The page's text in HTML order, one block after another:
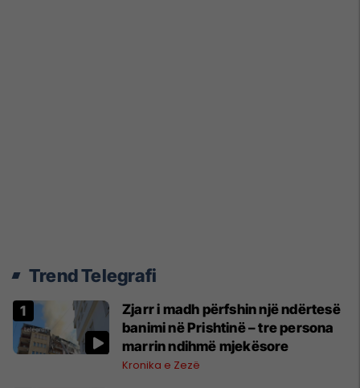
Trend Telegrafi
Zjarr i madh përfshin një ndërtesë
banimi në Prishtinë – tre persona
marrin ndihmë mjekësore
Kronika e Zezë